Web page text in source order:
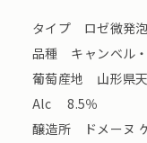
タイプ ロゼ微発泡
品種 キャンベル
葡萄産地 山形県
Alc 8.5％
醸造所 ドメーヌ